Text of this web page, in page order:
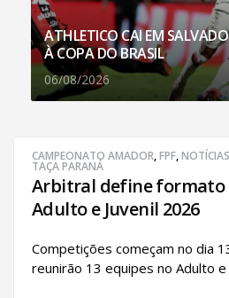
ATHLETICO CAI EM
À COPA DO BRASIL
06/08/2026
CAMPEONATO AMADOR,FPF,NOTÍCIAS
TAÇA PARANÁ
Arbitral define formato
Adulto e Juvenil 2026
Competições começam no dia
reunirão 13 equipes no Adulto e